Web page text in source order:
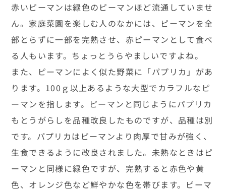
赤いピーマンは緑色のピーマンほど流通していませ
ん。家庭菜園を楽しむ人のなかには、ピーマンを全
部とらずに一部を完熟させ、赤ピーマンとして食べ
る人もいます。ちょっとうらやましいですよね。
また、ピーマンによく似た野菜に「パプリカ」があ
ります。100ｇ以上あるような大型でカラフルなピ
ーマンを指します。ピーマンと同じようにパプリカ
もとうがらしを品種改良したものですが、品種は別
です。パプリカはピーマンより肉厚で甘みが強く、
生食できるように改良されました。未熟なときはピ
ーマンと同様に緑色ですが、完熟すると赤色や黄
色、オレンジ色など鮮やかな色を帯びます。ピーマ